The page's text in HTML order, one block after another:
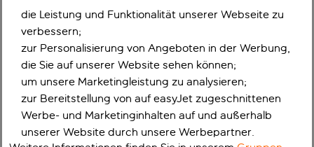
die Leistung und Funktionalität unserer Webseite zu
verbessern;
zur Personalisierung von Angeboten in der Werbung,
die Sie auf unserer Website sehen können;
um unsere Marketingleistung zu analysieren;
zur Bereitstellung von auf easyJet zugeschnittenen
Werbe- und Marketinginhalten auf und außerhalb
unserer Website durch unsere Werbepartner.